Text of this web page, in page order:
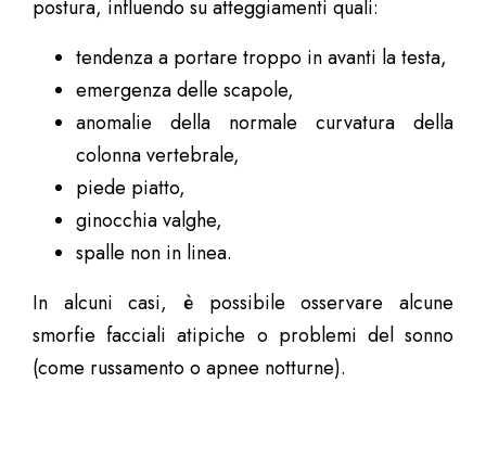
postura, influendo su atteggiamenti quali:
tendenza a portare troppo in avanti la testa,
emergenza delle scapole,
anomalie della normale curvatura della
colonna vertebrale,
piede piatto,
ginocchia valghe,
spalle non in linea.
In alcuni casi, è possibile osservare alcune
smorfie facciali atipiche o problemi del sonno
(come russamento o apnee notturne).